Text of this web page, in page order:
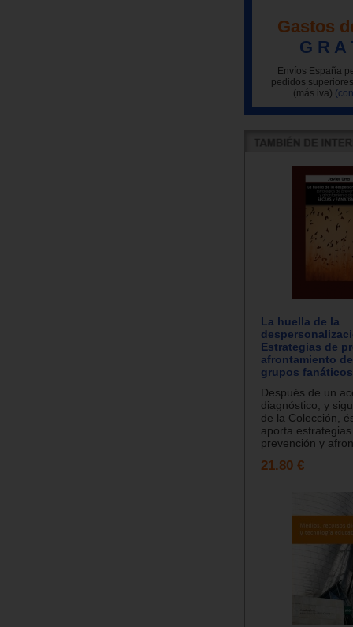
Gastos
G R A
Envíos España
pedidos
(más iva)
La huella de la
Estrategias de
afrontamiento
grupos fanáticos
Después de un
diagnóstico, y
de la Colección,
aporta
prevención y
21.80 €